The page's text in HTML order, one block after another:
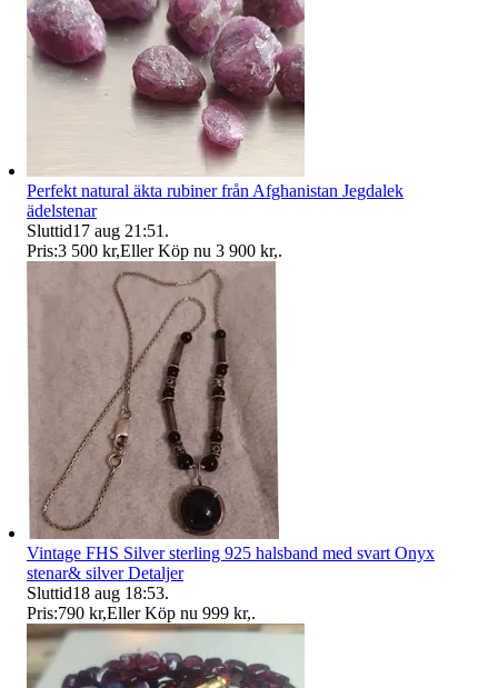
Perfekt natural äkta rubiner från Afghanistan Jegdalek
ädelstenar
Sluttid17 aug 21:51 .
Pris:3 500 kr,Eller Köp nu 3 900 kr,.
Vintage FHS Silver sterling 925 halsband med svart Onyx
stenar& silver Detaljer
Sluttid18 aug 18:53.
Pris:790 kr,Eller Köp nu 999 kr,.